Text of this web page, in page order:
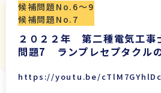
候補問題No.6〜9
候補問題No.7
２０２２年 第二種電気工
問題7 ランプレセプタクル
https://youtu.be/cTlM7GYhlDc